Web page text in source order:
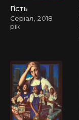
Гість
Серіал, 2018
рік